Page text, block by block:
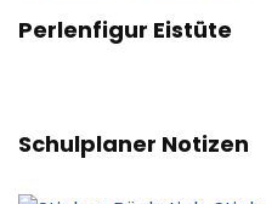
Perlenfigur Eistüte
Schulplaner Notizen